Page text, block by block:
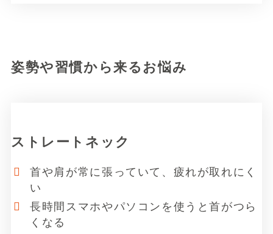
姿勢や習慣から来るお悩み
ストレートネック
首や肩が常に張っていて、疲れが取れにく
い
長時間スマホやパソコンを使うと首がつら
くなる